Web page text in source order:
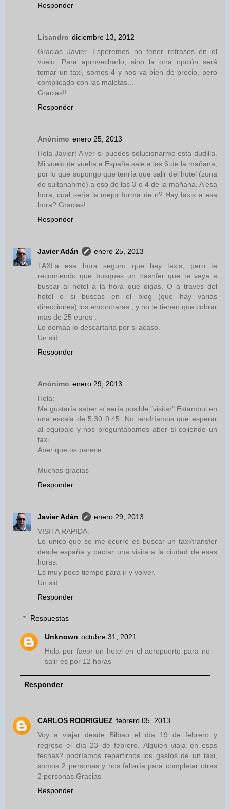
Responder
Lisandro diciembre 13, 2012
Gracias Javier. Esperemos no tener retrasos en el
vuelo. Para aprovecharlo, sino la otra opción será
tomar un taxi, somos 4 y nos va bien de precio, pero
complicado con las maletas...
Gracias!!
Responder
Anónimo enero 25, 2013
Hola Javier! A ver si puedes solucionarme esta dudilla.
Mi vuelo de vuelta a España sale a las 6 de la mañana,
por lo que supongo que tenría que salir del hotel (zona
de sultanahme) a eso de las 3 o 4 de la mañana. A esa
hora, cual sería la mejor forma de ir? Hay taxis a esa
hora? Gracias!
Responder
Javier Adán
enero 25, 2013
TAXI.a esa hora seguro que hay taxis, pero te
recomiendo que busques un trasnfer que te vaya a
buscar al hotel a la hora que digas, O a traves del
hotel o si buscas en el blog (que hay varias
direcciones) los encontraras , y no te tienen que cobrar
mas de 25 euros .
Lo demaa lo descartaria por si acaso.
Un sld.
Responder
Anónimo enero 29, 2013
Hola:
Me gustaría saber sí sería posible "visitar" Estambul en
una escala de 5:30 9:45. No tendríamos que esperar
al equipaje y nos preguntábamos aber sí cojiendo un
taxi...
Aber que os parece
Muchas gracias
Responder
Javier Adán
enero 29, 2013
VISITA RAPIDA.
Lo unico que se me ocurre es buscar un taxi/transfer
desde españa y pactar una visita a la ciudad de esas
horas.
Es muy poco tiempo para ir y volver.
Un sld.
Responder
Respuestas
Unknown octubre 31, 2021
Hola por favor un hotel en el aeropuerto para no
salir es por 12 horas
Responder
CARLOS RODRIGUEZ febrero 05, 2013
Voy a viajar desde Bilbao el día 19 de febrero y
regreso el día 23 de febrero. Alguien viaja en esas
fechas? podríamos repartirnos los gastos de un taxi,
somos 2 personas y nos faltaría para completar otras
2 personas.Gracias
Responder